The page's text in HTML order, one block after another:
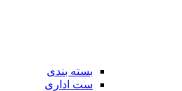
بسته بندی
ست اداری